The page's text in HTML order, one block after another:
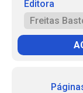
Editora
Freitas